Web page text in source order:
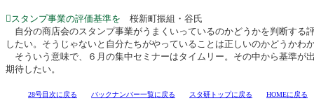
スタンプ事業の評価基準を 桜新町振組・谷氏
自分の商店会のスタンプ事業がうまくいっているのかどうかを判断する
したい。そうじゃないと自分たちがやっていることは正しいのかどうかわ
そういう意味で、６月の集中セミナーはタイムリー。その中から基準が
期待したい。
28号目次に戻る バックナンバー一覧に戻る スタ研トップに戻る HOMEに戻る